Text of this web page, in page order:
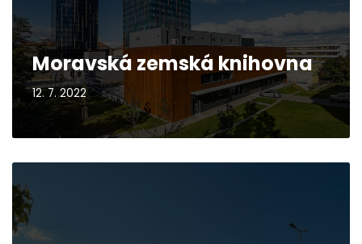
Moravská zemská knihovna
12. 7. 2022